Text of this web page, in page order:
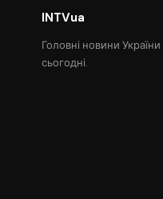
INTVua
Головні новини України
сьогодні.